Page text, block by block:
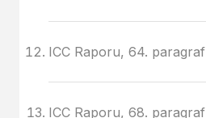
ICC Raporu, 64. paragraf
ICC Raporu, 68. paragraf